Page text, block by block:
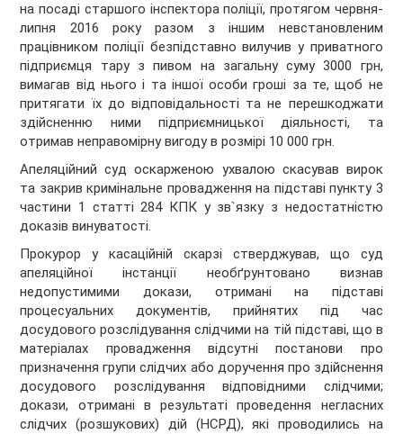
на посаді старшого інспектора поліції, протягом червня-
липня 2016 року разом з іншим невстановленим
працівником поліції безпідставно вилучив у приватного
підприємця тару з пивом на загальну суму 3000 грн,
вимагав від нього і та іншої особи гроші за те, щоб не
притягати їх до відповідальності та не перешкоджати
здійсненню ними підприємницької діяльності, та
отримав неправомірну вигоду в розмірі 10 000 грн.
Апеляційний суд оскарженою ухвалою скасував вирок
та закрив кримінальне провадження на підставі пункту 3
частини 1 статті 284 КПК у зв`язку з недостатністю
доказів винуватості.
Прокурор у касаційній скарзі стверджував, що суд
апеляційної інстанції необґрунтовано визнав
недопустимими докази, отримані на підставі
процесуальних документів, прийнятих під час
досудового розслідування слідчими на тій підставі, що в
матеріалах провадження відсутні постанови про
призначення групи слідчих або доручення про здійснення
досудового розслідування відповідними слідчими;
докази, отримані в результаті проведення негласних
слідчих (розшукових) дій (НСРД), які проводились на